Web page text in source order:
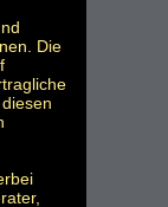
Die